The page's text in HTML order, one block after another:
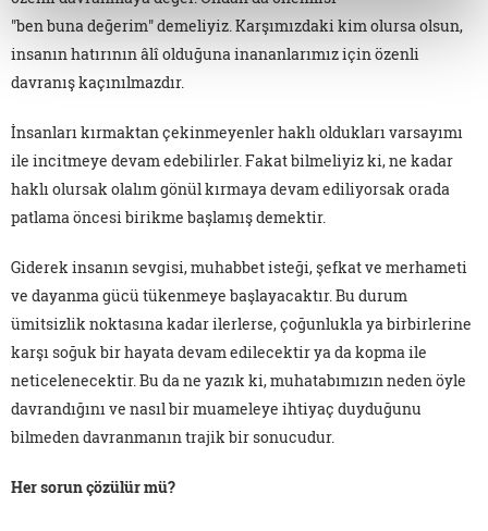
"ben buna değerim" demeliyiz. Karşımızdaki kim olursa olsun,
insanın hatırının âlî olduğuna inananlarımız için özenli
davranış kaçınılmazdır.
İnsanları kırmaktan çekinmeyenler haklı oldukları varsayımı
ile incitmeye devam edebilirler. Fakat bilmeliyiz ki, ne kadar
haklı olursak olalım gönül kırmaya devam ediliyorsak orada
patlama öncesi birikme başlamış demektir.
Giderek insanın sevgisi, muhabbet isteği, şefkat ve merhameti
ve dayanma gücü tükenmeye başlayacaktır. Bu durum
ümitsizlik noktasına kadar ilerlerse, çoğunlukla ya birbirlerine
karşı soğuk bir hayata devam edilecektir ya da kopma ile
neticelenecektir. Bu da ne yazık ki, muhatabımızın neden öyle
davrandığını ve nasıl bir muameleye ihtiyaç duyduğunu
bilmeden davranmanın trajik bir sonucudur.
Her sorun çözülür mü?